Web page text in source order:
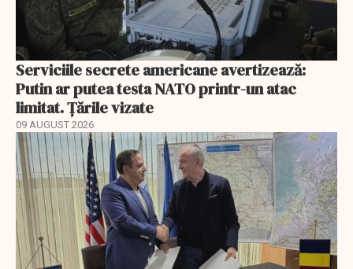
Serviciile secrete americane avertizează:
Putin ar putea testa NATO printr-un atac
limitat. Țările vizate
09 AUGUST 2026